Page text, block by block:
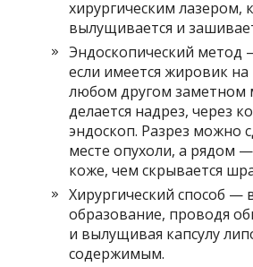
хирургическим лазером,
вылущивается и
Эндоскопический метод
если имеется жировик на
любом другом заметном
делается надрез, через
эндоскоп. Разрез можно
месте опухоли, а рядом
коже, чем скрывается
Хирургический способ —
образование, проводя
и вылущивая капсулу
содержимым.